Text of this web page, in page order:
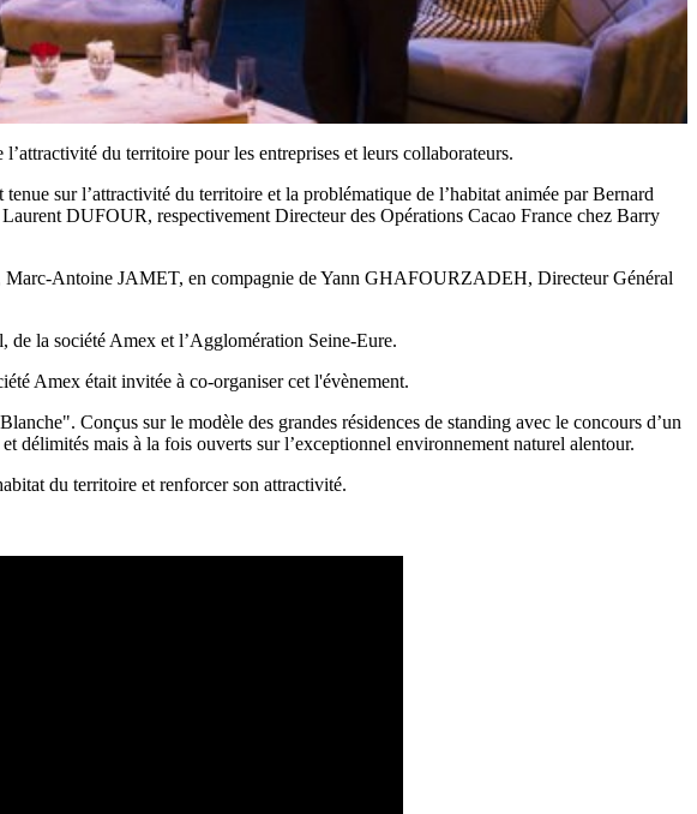
du territoire pour les entreprises et leurs collaborateurs.
sur l’attractivité du territoire et la problématique de l’habitat animée par Bernard
DUFOUR, respectivement Directeur des Opérations Cacao France chez Barry
Marc-Antoine JAMET, en compagnie de Yann GHAFOURZADEH, Directeur Général
de la société Amex et l’Agglomération Seine-Eure.
Amex était invitée à co-organiser cet l'évènement.
Conçus sur le modèle des grandes résidences de standing avec le concours d’un
délimités mais à la fois ouverts sur l’exceptionnel environnement naturel alentour.
du territoire et renforcer son attractivité.